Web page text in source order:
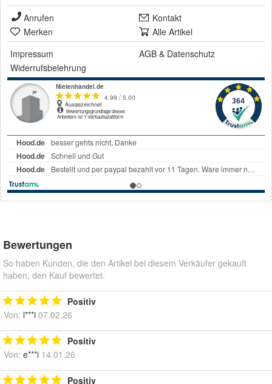
Anrufen
Kontakt
Merken
Alle Artikel
Impressum
AGB & Datenschutz
Widerrufsbelehrung
Bewertungen
So haben Kunden, die den Artikel bei diesem Verkäufer gekauft
haben, den Kauf bewertet.
Positiv
Von: l***i 07.02.26
Positiv
Von: e***i 14.01.26
Positiv